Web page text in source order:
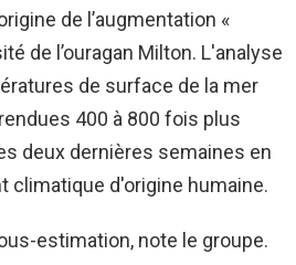
de l’augmentation «
de l’ouragan Milton. L'analyse
de surface de la mer
400 à 800 fois plus
deux dernières semaines en
climatique d'origine humaine.
estimation, note le groupe.